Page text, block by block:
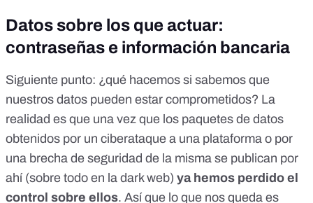
Datos sobre los que actuar:
contraseñas e información bancaria
Siguiente punto: ¿qué hacemos si sabemos que
nuestros datos pueden estar comprometidos? La
realidad es que una vez que los paquetes de datos
obtenidos por un ciberataque a una plataforma o por
una brecha de seguridad de la misma se publican por
ahí (sobre todo en la dark web) ya hemos perdido el
control sobre ellos. Así que lo que nos queda es